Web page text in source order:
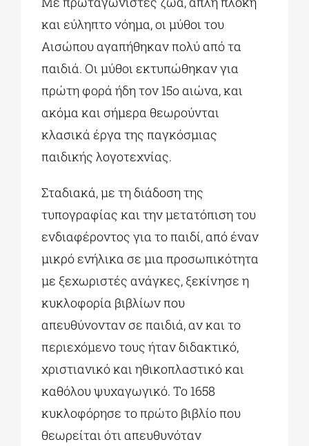
και εύληπτο νόημα, οι μύθοι του
Αισώπου αγαπήθηκαν πολύ από τα
παιδιά. Οι μύθοι εκτυπώθηκαν για
πρώτη φορά ήδη τον 15ο αιώνα, και
ακόμα και σήμερα θεωρούνται
κλασικά έργα της παγκόσμιας
παιδικής λογοτεχνίας.
Σταδιακά, με τη διάδοση της
τυπογραφίας και την μετατόπιση του
ενδιαφέροντος για το παιδί, από έναν
μικρό ενήλικα σε μια προσωπικότητα
με ξεχωριστές ανάγκες, ξεκίνησε η
κυκλοφορία βιβλίων που
απευθύνονταν σε παιδιά, αν και το
περιεχόμενο τους ήταν διδακτικό,
χριστιανικό και ηθικοπλαστικό και
καθόλου ψυχαγωγικό. Το 1658
κυκλοφόρησε το πρώτο βιβλίο που
θεωρείται ότι απευθυνόταν